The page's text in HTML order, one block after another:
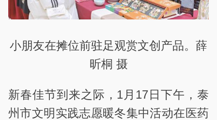
小朋友在摊位前驻足观赏文创产品。薛
昕桐 摄
新春佳节到来之际，1月17日下午，泰
州市文明实践志愿暖冬集中活动在医药